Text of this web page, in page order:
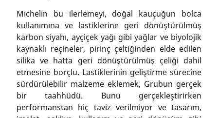
Michelin bu ilerlemeyi, doğal kauçuğun bolca
kullanımına ve lastiklerine geri dönüştürülmüş
karbon siyahı, ayçiçek yağı gibi yağlar ve biyolojik
kaynaklı reçineler, pirinç çeltiğinden elde edilen
silika ve hatta geri dönüştürülmüş çeliği dahil
etmesine borçlu. Lastiklerinin geliştirme sürecine
sürdürülebilir malzeme eklemek, Grubun gerçek
bir taahhüdü. Bunu gerçekleştirirken
performanstan hiç taviz verilmiyor ve tasarım,